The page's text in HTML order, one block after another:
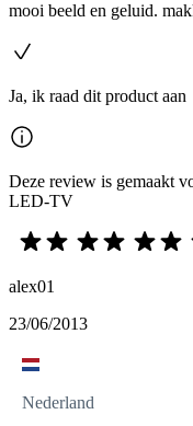
mooi beeld en geluid.
Ja, ik raad dit product aan
Deze review is gemaakt
LED-TV
alex01
23/06/2013
Nederland